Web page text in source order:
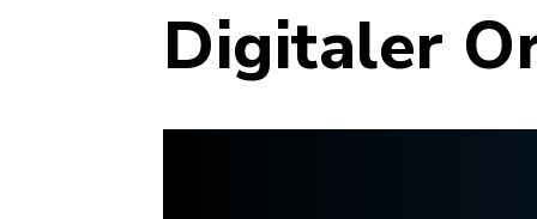
Digitaler